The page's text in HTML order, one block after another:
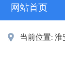
网站首页
当前位置: 淮